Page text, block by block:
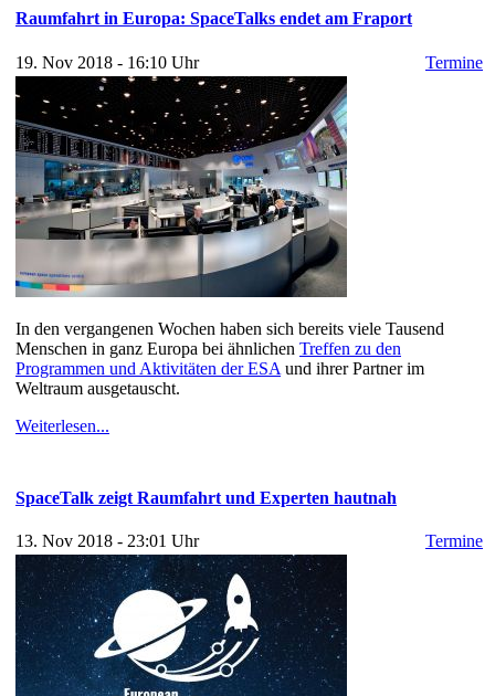
Raumfahrt in Europa: SpaceTalks endet am Fraport
19. Nov 2018 - 16:10 Uhr Termine
In den vergangenen Wochen haben sich bereits viele Tausend
Menschen in ganz Europa bei ähnlichen Treffen zu den
Programmen und Aktivitäten der ESA und ihrer Partner im
Weltraum ausgetauscht.
Weiterlesen...
SpaceTalk zeigt Raumfahrt und Experten hautnah
13. Nov 2018 - 23:01 Uhr Termine